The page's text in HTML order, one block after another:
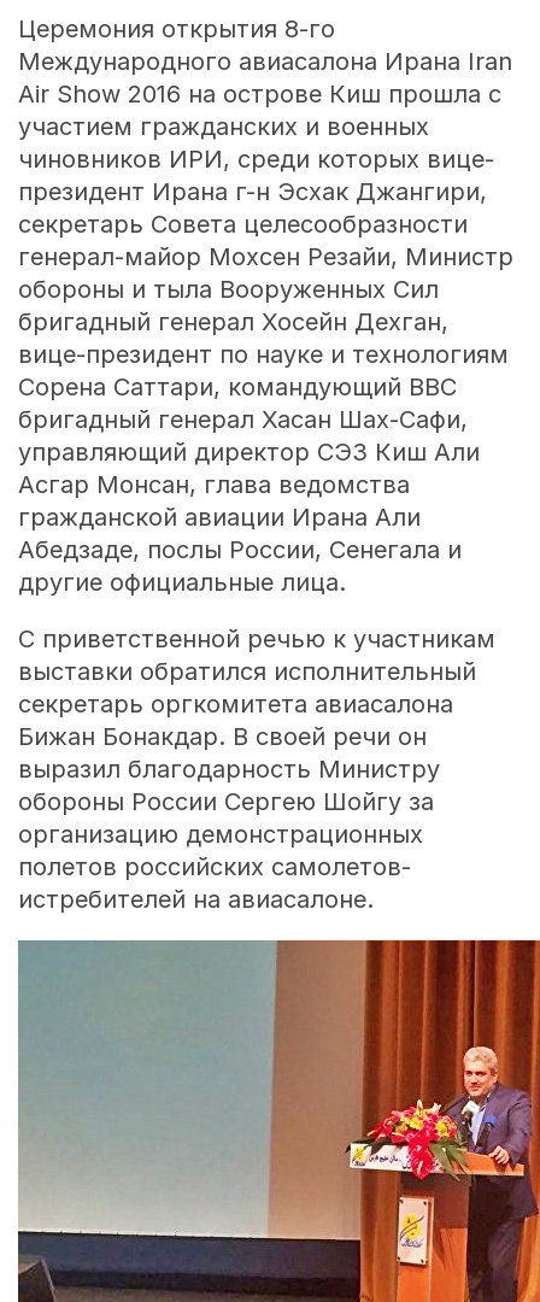
Церемония открытия 8-го
Международного авиасалона Ирана Iran
Air Show 2016 на острове Киш прошла с
участием гражданских и военных
чиновников ИРИ, среди которых вице-
президент Ирана г-н Эсхак Джангири,
секретарь Совета целесообразности
генерал-майор Мохсен Резайи, Министр
обороны и тыла Вооруженных Сил
бригадный генерал Хосейн Дехган,
вице-президент по науке и технологиям
Сорена Саттари, командующий ВВС
бригадный генерал Хасан Шах-Сафи,
управляющий директор СЭЗ Киш Али
Асгар Монсан, глава ведомства
гражданской авиации Ирана Али
Абедзаде, послы России, Сенегала и
другие официальные лица.
С приветственной речью к участникам
выставки обратился исполнительный
секретарь оргкомитета авиасалона
Бижан Бонакдар. В своей речи он
выразил благодарность Министру
обороны России Сергею Шойгу за
организацию демонстрационных
полетов российских самолетов-
истребителей на авиасалоне.